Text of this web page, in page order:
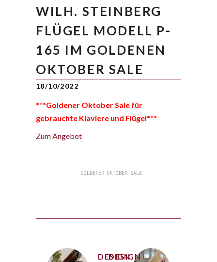
WILH. STEINBERG
FLÜGEL MODELL P-
165 IM GOLDENEN
OKTOBER SALE
18/10/2022
***Goldener Oktober Sale für
gebrauchte Klaviere und Flügel***
Zum Angebot
GOLDENER OKTOBER SALE
DESIGN
DESIGN